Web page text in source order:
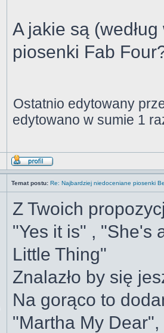
A jakie są
piosenki Fab
Ostatnio edytowany
edytowano w sumie 1
Temat postu: Re: Najbardziej niedoceniane piosenki
Z Twoich
"Yes it is" , "She's
Little Thing"
Znalazło by się
Na gorąco to
"Martha My